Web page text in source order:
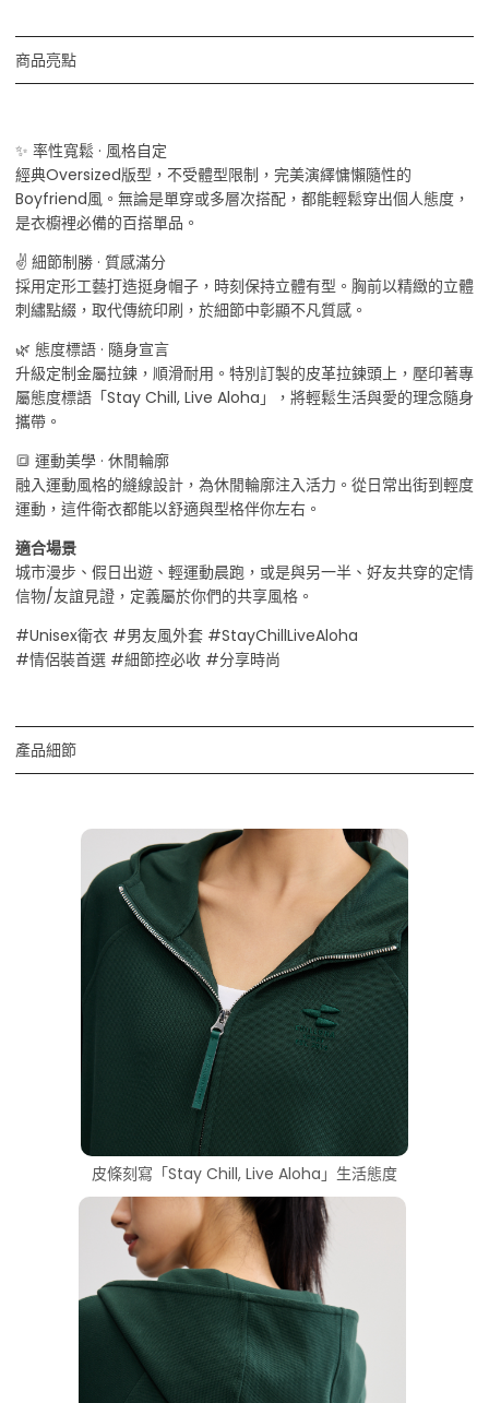
商品亮點
✨ 率性寬鬆 · 風格自定
經典Oversized版型，不受體型限制，完美演繹慵懶隨性的
Boyfriend風。無論是單穿或多層次搭配，都能輕鬆穿出個人態度，
是衣櫥裡必備的百搭單品。
✌️ 細節制勝 · 質感滿分
採用定形工藝打造挺身帽子，時刻保持立體有型。胸前以精緻的立體
刺繡點綴，取代傳統印刷，於細節中彰顯不凡質感。
🌿 態度標語 · 隨身宣言
升級定制金屬拉鍊，順滑耐用。特別訂製的皮革拉鍊頭上，壓印著專
屬態度標語「Stay Chill, Live Aloha」，將輕鬆生活與愛的理念隨身
攜帶。
🔳 運動美學 · 休閒輪廓
融入運動風格的縫線設計，為休閒輪廓注入活力。從日常出街到輕度
運動，這件衛衣都能以舒適與型格伴你左右。
適合場景
城市漫步、假日出遊、輕運動晨跑，或是與另一半、好友共穿的定情
信物/友誼見證，定義屬於你們的共享風格。
#Unisex衛衣 #男友風外套 #StayChillLiveAloha
#情侶裝首選 #細節控必收 #分享時尚
產品細節
皮條刻寫「Stay Chill, Live Aloha」生活態度